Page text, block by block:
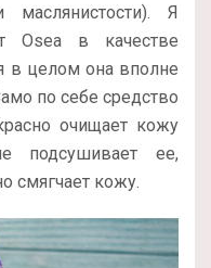
Я
Osea в качестве
в целом она вполне
по себе средство
очищает кожу
подсушивает ее,
смягчает кожу.